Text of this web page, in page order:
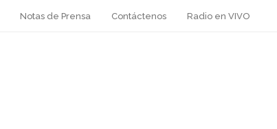
Notas de Prensa Contáctenos Radio en VIVO